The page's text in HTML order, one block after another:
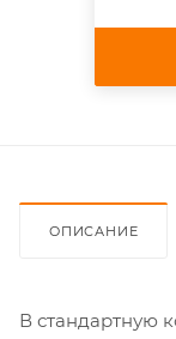
ОПИСАНИЕ
В стандартную